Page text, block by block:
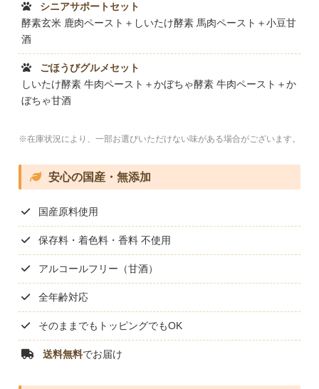
シニアサポートセット
酵素玄米 鹿肉ペースト＋しいたけ酵素 馬肉ペースト＋小豆甘
酒
ごほうびグルメセット
しいたけ酵素 牛肉ペースト＋かぼちゃ酵素 牛肉ペースト＋か
ぼちゃ甘酒
※在庫状況により、一部お選びいただけない味がある場合がございます。
安心の国産・無添加
国産原料使用
保存料・着色料・香料 不使用
アルコールフリー（甘酒）
全年齢対応
そのままでもトッピングでもOK
送料無料でお届け